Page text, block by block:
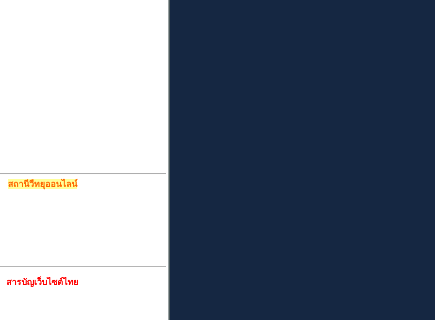
สถานีวืทยุออนไลน์
สารบัญเว็บไซต์ไทย